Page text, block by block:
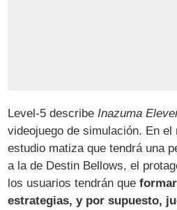
Level-5 describeInazuma
videojuego de simulación. En el
estudio matiza que tendrá una
a la de Destin Bellows, el
los usuarios tendrán que
estrategias, y por supuesto,